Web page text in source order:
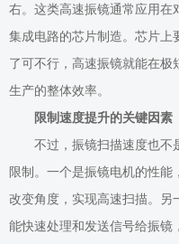
右。这类高速振镜通常应用在
集成电路的芯片制造。芯片上
了可不行，高速振镜就能在
生产的整体效率。
限制速度提升的关键因素
不过，振镜扫描速度也不
限制。一个是振镜电机的性
改变角度，实现高速扫描。另
能快速处理和发送信号给振镜